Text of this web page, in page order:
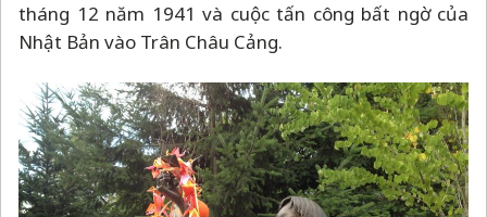
tháng 12 năm 1941 và cuộc tấn công bất ngờ của
Nhật Bản vào Trân Châu Cảng.